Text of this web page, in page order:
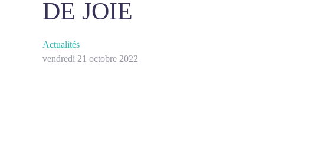
DE JOIE
Actualités
vendredi 21 octobre 2022